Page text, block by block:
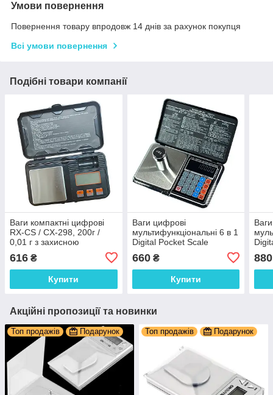
Умови повернення
Повернення товару впродовж 14 днів за рахунок покупця
Всі умови повернення
Подібні товари компанії
Ваги компактні цифрові
RX-CS / CX-298, 200г /
0,01 г з захисною
пінцетом. Китай
616 ₴
Купити
Ваги цифрові
мультифункціональні 6 в 1
Digital Pocket Scale
Precision DP-01 (0,01/300
г) (Веси + калькулятор)
660₴
Купити
г)
880
Акційні пропозиції та новинки
Топ продажів Подарунок Топ продажів Подарунок